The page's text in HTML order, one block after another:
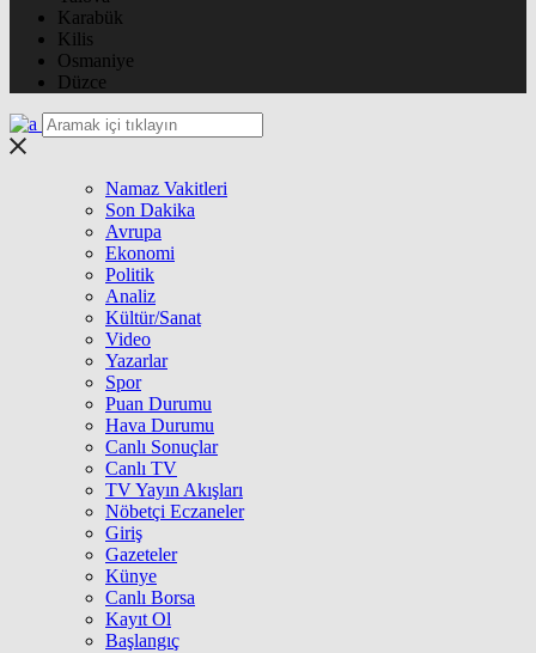
Karabük
Kilis
Osmaniye
Düzce
Namaz Vakitleri
Son Dakika
Avrupa
Ekonomi
Politik
Analiz
Kültür/Sanat
Video
Yazarlar
Spor
Puan Durumu
Hava Durumu
Canlı Sonuçlar
Canlı TV
TV Yayın Akışları
Nöbetçi Eczaneler
Giriş
Gazeteler
Künye
Canlı Borsa
Kayıt Ol
Başlangıç